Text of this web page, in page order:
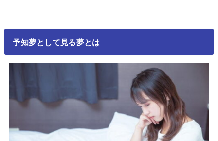
予知夢として見る夢とは